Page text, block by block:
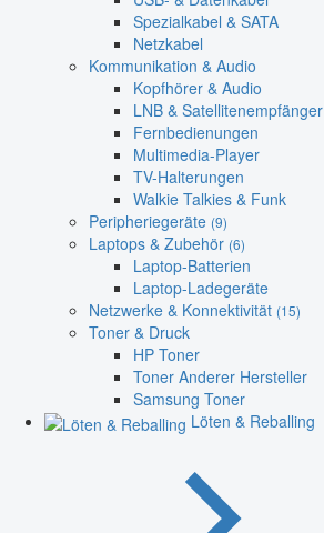
Spezialkabel & SATA
Netzkabel
Kommunikation & Audio
Kopfhörer & Audio
LNB & Satellitenempfänger
Fernbedienungen
Multimedia-Player
TV-Halterungen
Walkie Talkies & Funk
Peripheriegeräte (9)
Laptops & Zubehör (6)
Laptop-Batterien
Laptop-Ladegeräte
Netzwerke & Konnektivität (15)
Toner & Druck
HP Toner
Toner Anderer Hersteller
Samsung Toner
Löten & Reballing